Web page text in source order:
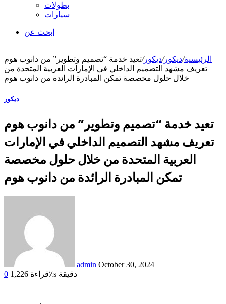
بطولات
سيارات
ابحث عن
الرئيسية/ديكور/ديكور/تعيد خدمة “تصميم وتطوير” من دانوب هوم
تعريف مشهد التصميم الداخلي في الإمارات العربية المتحدة من
خلال حلول مخصصة تمكن المبادرة الرائدة من دانوب هوم
ديكور
تعيد خدمة “تصميم وتطوير” من دانوب هوم
تعريف مشهد التصميم الداخلي في الإمارات
العربية المتحدة من خلال حلول مخصصة
تمكن المبادرة الرائدة من دانوب هوم
admin October 30, 2024
0 1,226 قراءة٪s دقيقة